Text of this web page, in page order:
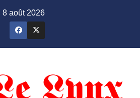
8 août 2026